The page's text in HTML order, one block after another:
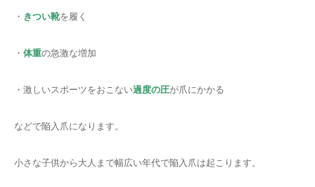
・ きつい靴を履く
・ 体重の急激な増加
・激しいスポーツをおこない過度の圧が爪にかかる
などで陥入爪になります。
小さな子供から大人まで幅広い年代で陥入爪は起こります。